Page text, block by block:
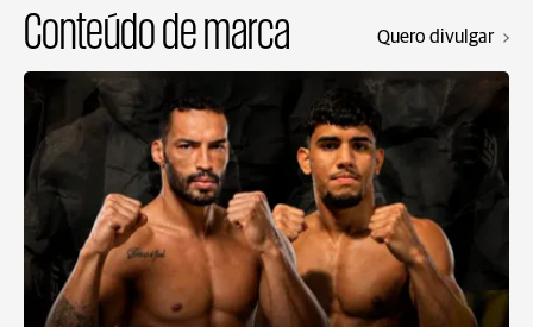
Conteúdo de marca Quero divulgar